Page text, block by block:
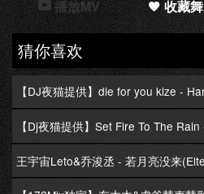
播放MV 收藏
猜你喜欢
【DJ夜猫提供】die for you kize -
【Dj夜猫提供】Set Fire To The